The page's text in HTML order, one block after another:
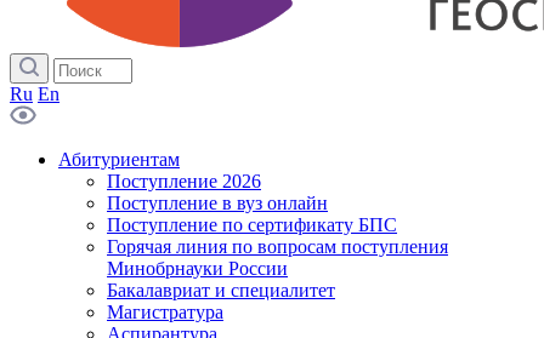
Ru En
Абитуриентам
Поступление 2026
Поступление в вуз онлайн
Поступление по сертификату БПС
Горячая линия по вопросам поступления
Минобрнауки России
Бакалавриат и специалитет
Магистратура
Аспирантура